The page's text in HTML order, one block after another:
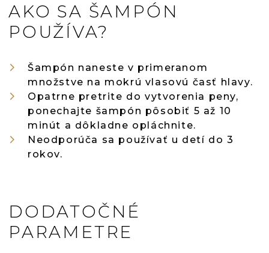
AKO SA ŠAMPÓN
POUŽÍVA?
Šampón naneste v primeranom
množstve na mokrú vlasovú časť hlavy.
Opatrne pretrite do vytvorenia peny,
ponechajte šampón pôsobiť 5 až 10
minút a dôkladne opláchnite.
Neodporúča sa používať u detí do 3
rokov.
DODATOČNÉ
PARAMETRE